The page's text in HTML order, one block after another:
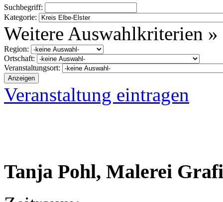
Suchbegriff:
Kategorie:
Weitere Auswahlkriterien »
Region:
Ortschaft:
Veranstaltungsort:
Veranstaltung eintragen
Tanja Pohl, Malerei